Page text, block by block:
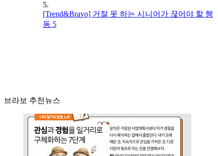
5.
[Trend&Bravo] 거절 못 하는 시니어가 끊어야 할 행
동 5
브라보 추천뉴스